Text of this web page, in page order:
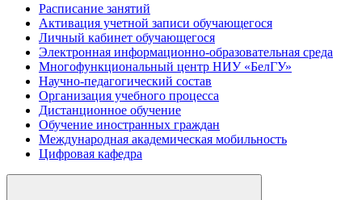
Расписание занятий
Активация учетной записи обучающегося
Личный кабинет обучающегося
Электронная информационно-образовательная среда
Многофункциональный центр НИУ «БелГУ»
Научно-педагогический состав
Организация учебного процесса
Дистанционное обучение
Обучение иностранных граждан
Международная академическая мобильность
Цифровая кафедра